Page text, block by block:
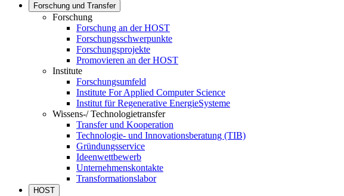
Forschung und Transfer
Forschung
Forschung an der HOST
Forschungsschwerpunkte
Forschungsprojekte
Promovieren an der HOST
Institute
Forschungsumfeld
Institute For Applied Computer Science
Institut für Regenerative EnergieSysteme
Wissens-/ Technologietransfer
Transfer und Kooperation
Technologie- und Innovationsberatung (TIB)
Gründungsservice
Ideenwettbewerb
Unternehmenskontakte
Transformationslabor
HOST